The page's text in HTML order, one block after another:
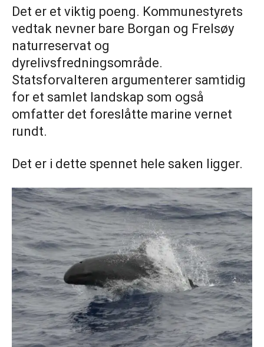
Det er et viktig poeng. Kommunestyrets
vedtak nevner bare Borgan og Frelsøy
naturreservat og
dyrelivsfredningsområde.
Statsforvalteren argumenterer samtidig
for et samlet landskap som også
omfatter det foreslåtte marine vernet
rundt.
Det er i dette spennet hele saken ligger.